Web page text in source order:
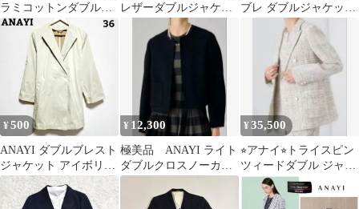
ラミコットンダブルジ
ャケット テーラードジ
ャケット ダブル 34 紺
ネイビー 10241710110
レザーダブルジャケッ
ト ベルト付き Sサイズ
ブレ ダブルジャケット
金ボタン 濃紺 通勤 日
¥500
ANAYI ダブルブレスト
ジャケット アイボリー
36 日本製 アウター コ
ート
¥ 12,300
極美品 ANAYI ライト
ダブルクロスノーカラ
ー ジャケット 近年モ
¥35,500
⭐︎アナイ⭐︎トライスピン
ツィードダブル ジャケ
ット⭐︎